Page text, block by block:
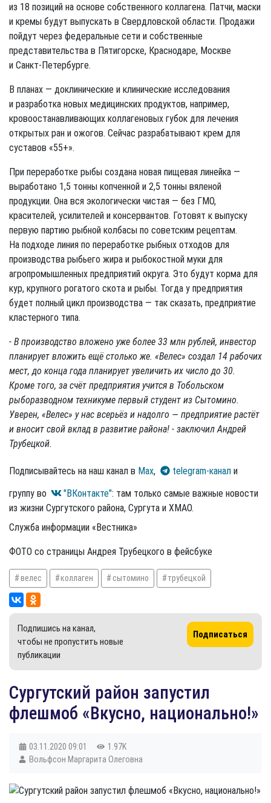
из 18 позиций на основе собственного коллагена. Патчи, маски
и кремы будут выпускать в Свердловской области. Продажи
пойдут через федеральные сети и собственные
представительства в Пятигорске, Краснодаре, Москве
и Санкт-Петербурге.
В планах — доклинические и клинические исследования
и разработка новых медицинских продуктов, например,
кровоостанавливающих коллагеновых губок для лечения
открытых ран и ожогов. Сейчас разрабатывают крем для
суставов «55+».
При переработке рыбы создана новая пищевая линейка —
выработано 1,5 тонны копченной и 2,5 тонны вяленой
продукции. Она вся экологически чистая — без ГМО,
красителей, усилителей и консервантов. Готовят к выпуску
первую партию рыбной колбасы по советским рецептам.
На подходе линия по переработке рыбных отходов для
производства рыбьего жира и рыбокостной муки для
агропромышленных предприятий округа. Это будут корма для
кур, крупного рогатого скота и рыбы. Тогда у предприятия
будет полный цикл производства — так сказать, предприятие
кластерного типа.
- В производство вложено уже более 33 млн рублей, инвестор
планирует вложить ещё столько же. «Велес» создал 14 рабочих
мест, до конца года планирует увеличить их число до 30.
Кроме того, за счёт предприятия учится в Тобольском
рыборазводном техникуме первый студент из Сытомино.
Уверен, «Велес» у нас всерьёз и надолго — предприятие растёт
и вносит свой вклад в развитие района! - заключил Андрей
Трубецкой.
Подписывайтесь на наш канал в Max, telegram-канал и
группу во
"ВКонтакте": там только самые важные новости
из жизни Сургутского района, Сургута и ХМАО.
Служба информации «Вестника»
ФОТО со страницы Андрея Трубецкого в фейсбуке
велес коллаген сытомино трубецкой
Подпишись на канал,
чтобы не пропустить новые
публикации
Подписаться
Сургутский район запустил
флешмоб «Вкусно, национально!»
03.11.2020 09:01
1.97K
Вольфсон Маргарита Олеговна